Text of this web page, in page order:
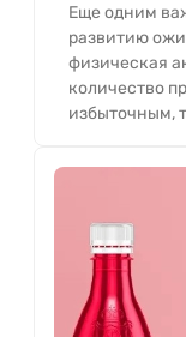
Еще одним
развитию
физическая
количество
избыточным,